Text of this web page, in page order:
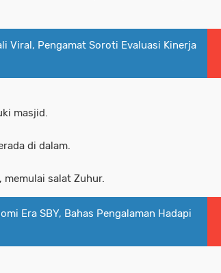
Viral, Pengamat Soroti Evaluasi Kinerja
masjid.
di dalam.
memulai salat Zuhur.
Era SBY, Bahas Pengalaman Hadapi